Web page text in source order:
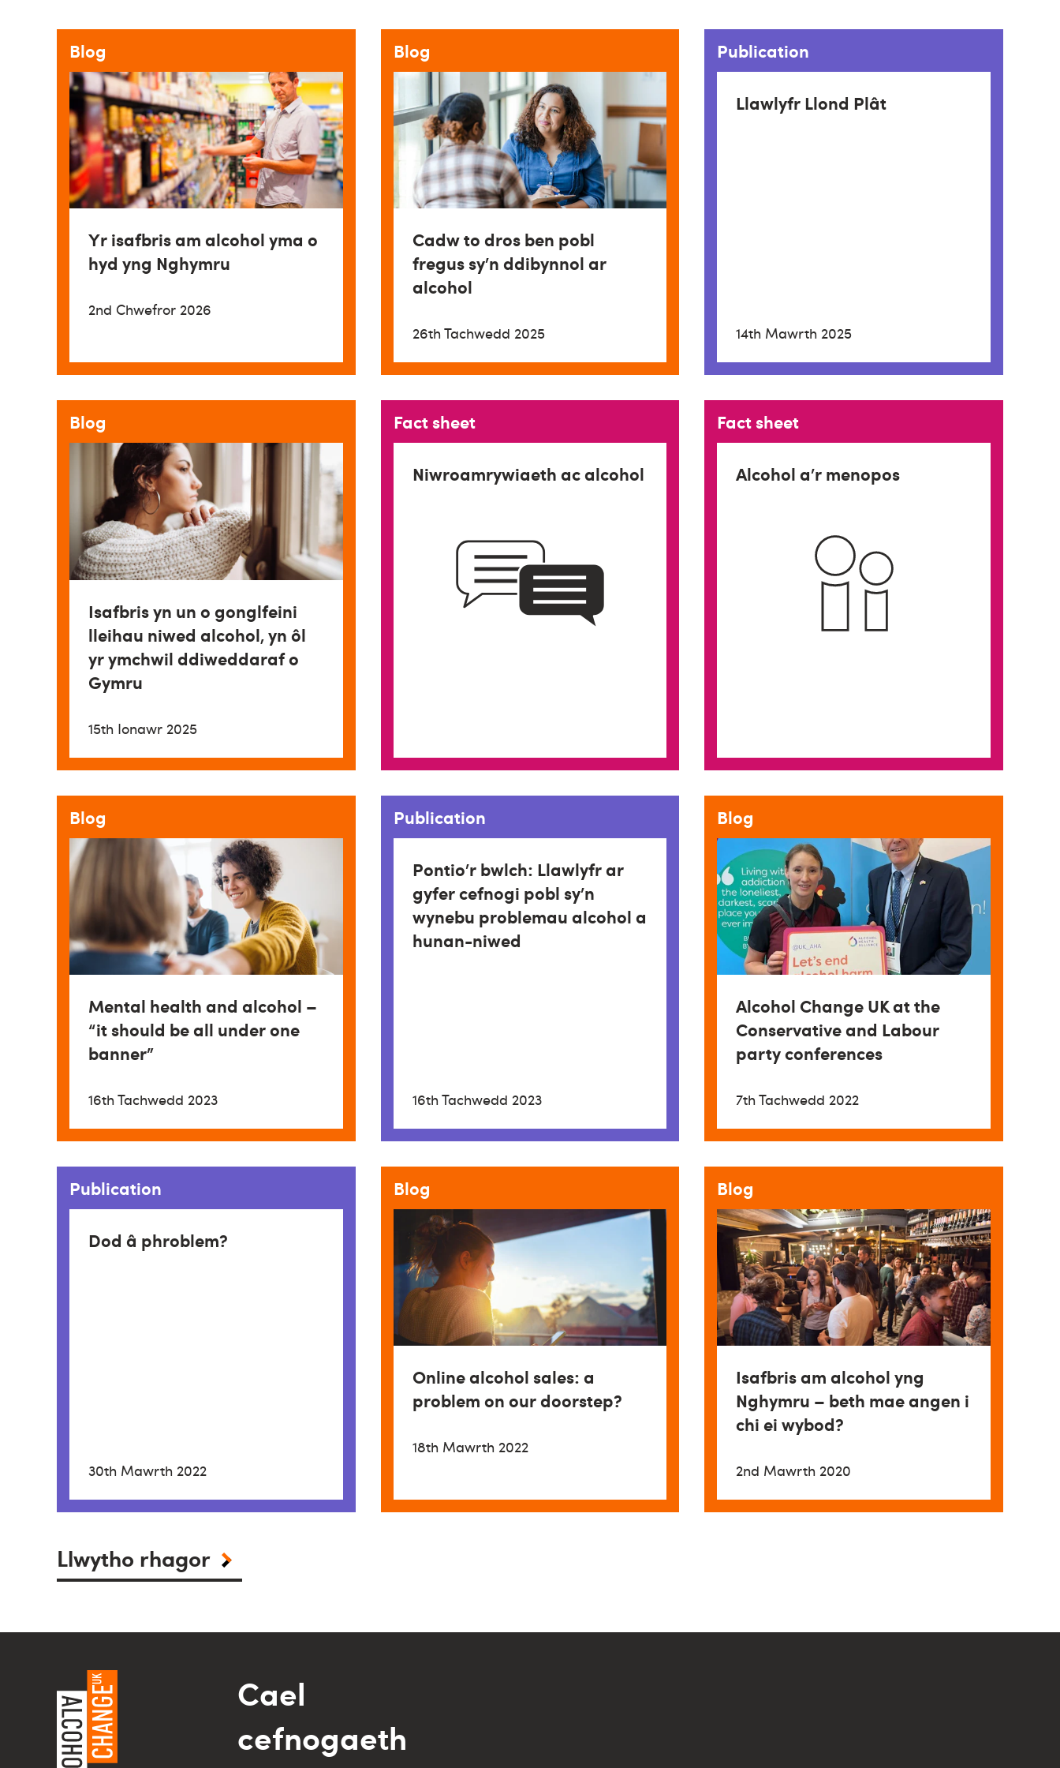
Blog
Yr isafbris am alcohol yma o
hyd yng Nghymru
2nd Chwefror 2026
Blog
Cadw to dros ben pobl
fregus sy’n ddibynnol ar
alcohol
26th Tachwedd 2025
Publication
Llawlyfr Llond Plât
14th Mawrth 2025
Blog
Isafbris yn un o gonglfeini
lleihau niwed alcohol, yn ôl
yr ymchwil ddiweddaraf o
Gymru
15th Ionawr 2025
Fact sheet
Niwroamrywiaeth ac alcohol
Fact sheet
Alcohol a’r menopos
Blog
Mental health and alcohol –
“it should be all under one
banner”
16th Tachwedd 2023
Publication
Pontio’r bwlch: Llawlyfr ar
gyfer cefnogi pobl sy’n
wynebu problemau alcohol a
hunan-niwed
16th Tachwedd 2023
Blog
Alcohol Change UK at the
Conservative and Labour
party conferences
7th Tachwedd 2022
Publication
Dod â phroblem?
30th Mawrth 2022
Blog
Online alcohol sales: a
problem on our doorstep?
18th Mawrth 2022
Blog
Isafbris am alcohol yng
Nghymru – beth mae angen i
chi ei wybod?
2nd Mawrth 2020
Llwytho rhagor
Cael
cefnogaeth